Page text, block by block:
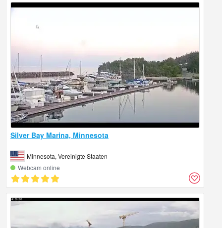
Silver Bay Marina, Minnesota
Minnesota, Vereinigte Staaten
Webcam online